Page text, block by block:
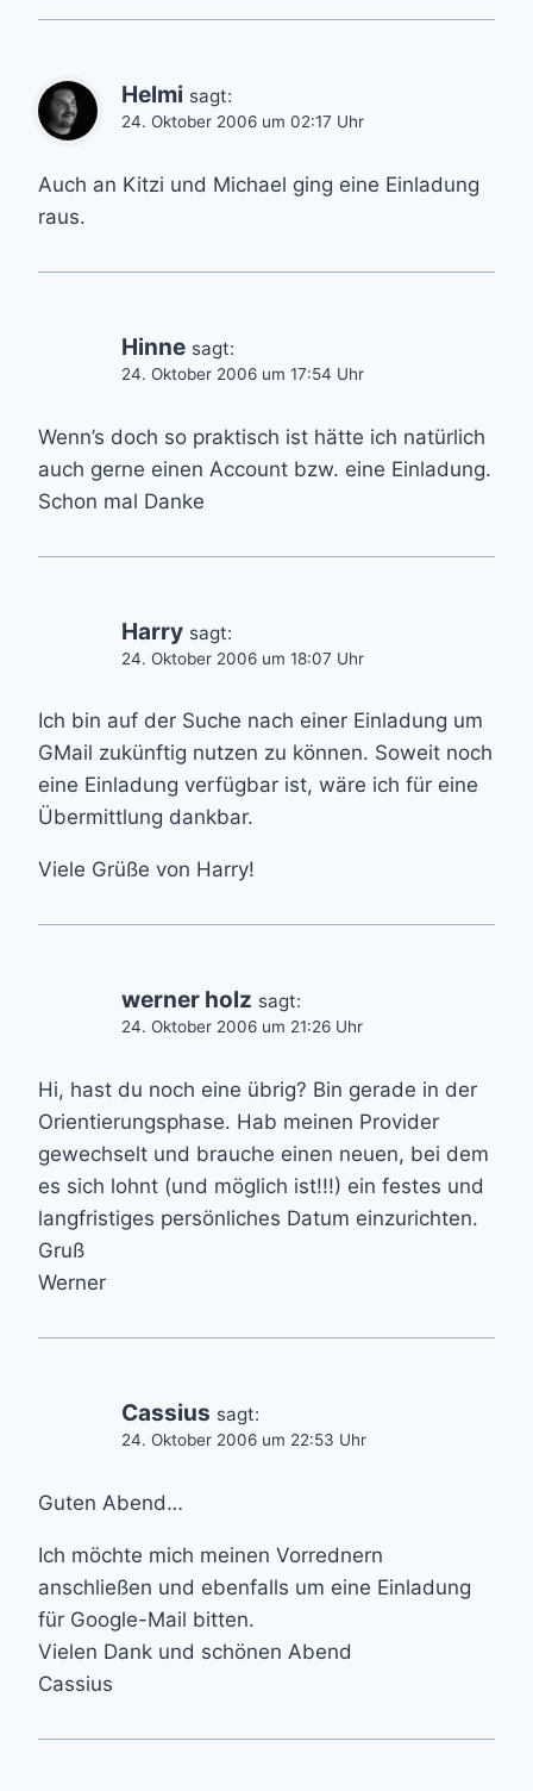
Helmi sagt:
24. Oktober 2006 um 02:17 Uhr
Auch an Kitzi und Michael ging eine Einladung
raus.
Hinne sagt:
24. Oktober 2006 um 17:54 Uhr
Wenn’s doch so praktisch ist hätte ich natürlich
auch gerne einen Account bzw. eine Einladung.
Schon mal Danke
Harry sagt:
24. Oktober 2006 um 18:07 Uhr
Ich bin auf der Suche nach einer Einladung um
GMail zukünftig nutzen zu können. Soweit noch
eine Einladung verfügbar ist, wäre ich für eine
Übermittlung dankbar.
Viele Grüße von Harry!
werner holz sagt:
24. Oktober 2006 um 21:26 Uhr
Hi, hast du noch eine übrig? Bin gerade in der
Orientierungsphase. Hab meinen Provider
gewechselt und brauche einen neuen, bei dem
es sich lohnt (und möglich ist!!!) ein festes und
langfristiges persönliches Datum einzurichten.
Gruß
Werner
Cassius sagt:
24. Oktober 2006 um 22:53 Uhr
Guten Abend…
Ich möchte mich meinen Vorrednern
anschließen und ebenfalls um eine Einladung
für Google-Mail bitten.
Vielen Dank und schönen Abend
Cassius